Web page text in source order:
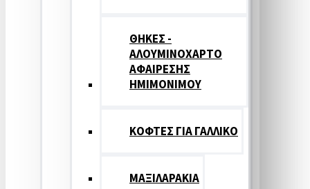
ΘΗΚΕΣ -
ΑΛΟΥΜΙΝΟΧΑΡΤΟ
ΑΦΑΙΡΕΣΗΣ
ΗΜΙΜΟΝΙΜΟΥ
ΚΟΦΤΕΣ ΓΙΑ ΓΑΛΛΙΚΟ
ΜΑΞΙΛΑΡΑΚΙΑ